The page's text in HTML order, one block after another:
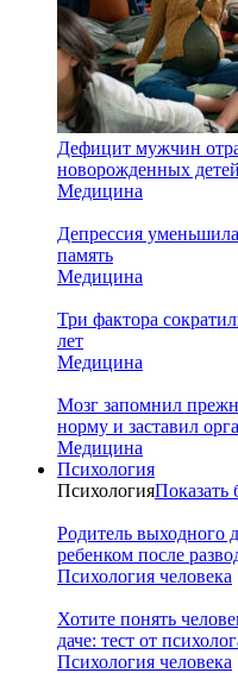
Дефицит мужчин
новорожденных детей
Медицина
Депрессия
память
Медицина
Три фактора
лет
Медицина
Мозг запомнил
норму и заставил
Медицина
Психология
ПсихологияПоказать
Родитель выходного
ребенком после
Психология человека
Хотите понять
даче: тест от
Психология человека